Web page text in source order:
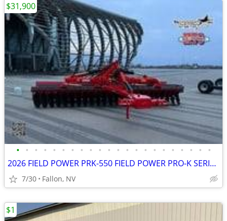
• • • • • • • • • • • • • • • • • • • • • •
2026 FIELD POWER PRK-550 FIELD POWER PRO-K SERIES WING FOLD SPEED DIS
7/30 Fallon, NV
$31,900
$1